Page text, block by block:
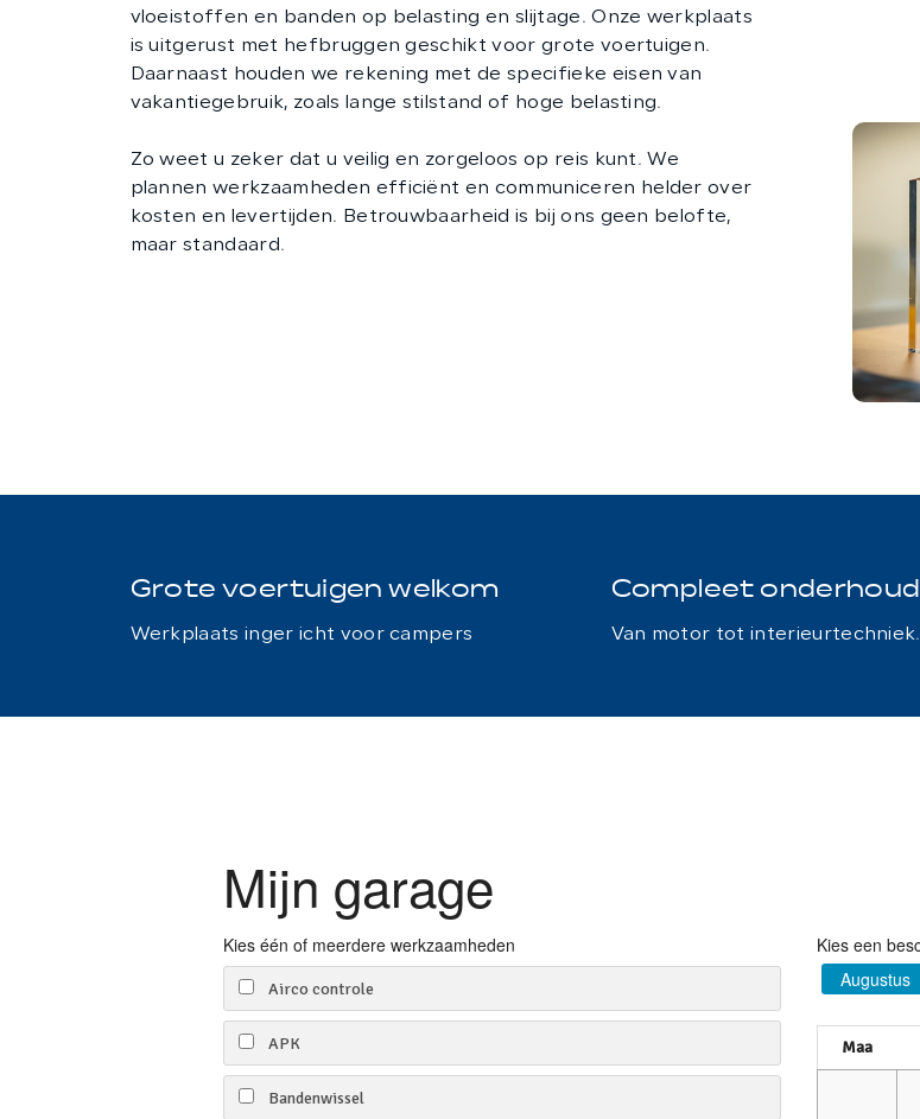
vloeistoffen en banden op belasting en slijtage. Onze werkplaats
is uitgerust met hefbruggen geschikt voor grote voertuigen.
Daarnaast houden we rekening met de specifieke eisen van
vakantiegebruik, zoals lange stilstand of hoge belasting.
Zo weet u zeker dat u veilig en zorgeloos op reis kunt. We
plannen werkzaamheden efficiënt en communiceren helder over
kosten en levertijden. Betrouwbaarheid is bij ons geen belofte,
maar standaard.
Grote voertuigen welkom
Werkplaats inger icht voor campers
Compleet onderhoud
Van motor tot interieurtechniek.